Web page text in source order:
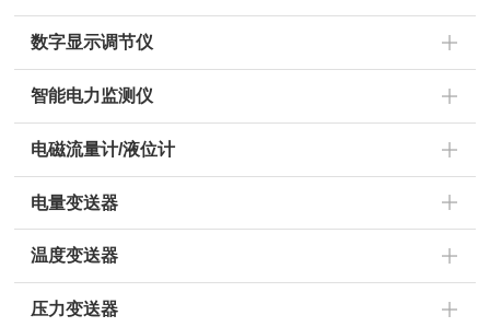
数字显示调节仪
智能电力监测仪
电磁流量计/液位计
电量变送器
温度变送器
压力变送器